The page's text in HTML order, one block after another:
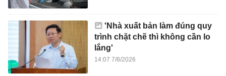
'Nhà xuất bản làm đúng quy
trình chặt chẽ thì không cần lo
lắng'
14:07 7/8/2026